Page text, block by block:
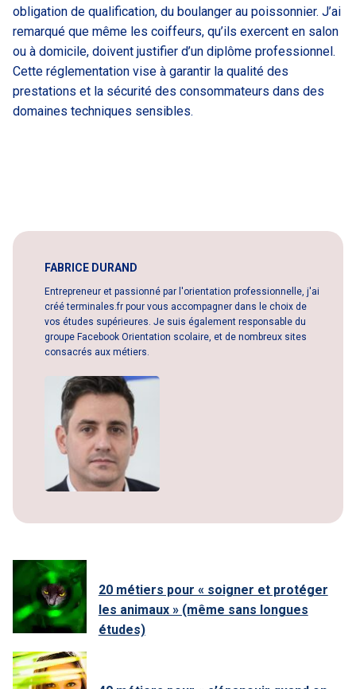
obligation de qualification, du boulanger au poissonnier. J’ai
remarqué que même les coiffeurs, qu’ils exercent en salon
ou à domicile, doivent justifier d’un diplôme professionnel.
Cette réglementation vise à garantir la qualité des
prestations et la sécurité des consommateurs dans des
domaines techniques sensibles.
FABRICE DURAND
Entrepreneur et passionné par l'orientation professionnelle, j'ai
créé terminales.fr pour vous accompagner dans le choix de
vos études supérieures. Je suis également responsable du
groupe Facebook Orientation scolaire, et de nombreux sites
consacrés aux métiers.
20 métiers pour « soigner et protéger
les animaux » (même sans longues
études)